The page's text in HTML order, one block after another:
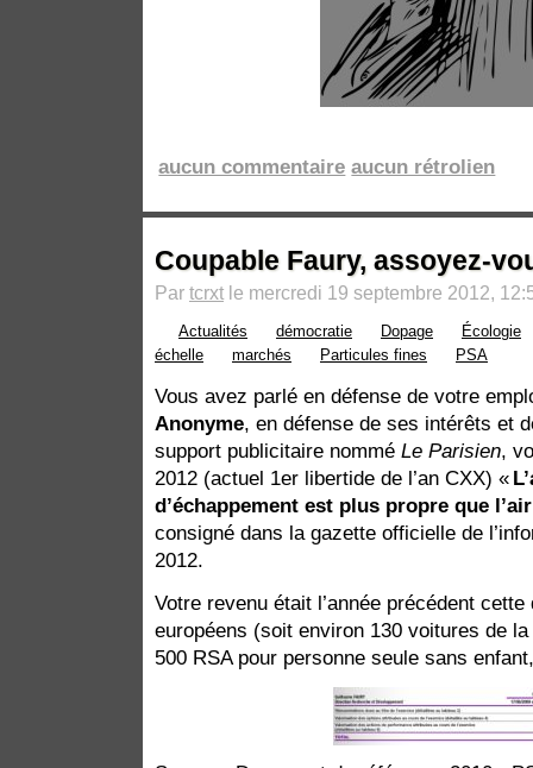
aucun commentaire aucun rétrolien
Coupable Faury, assoyez-
Par tcrxt le mercredi 19 septembre 2012,
Actualités démocratie Dopage
Écologie
échelle
marchés Particules fines PSA
Vous avez parlé en défense de votre
Anonyme, en défense de ses intérêts et
support publicitaire nommé Le Parisien,
2012 (actuel 1er libertide de l’an CXX) «
d’échappement est plus propre que
consigné dans la gazette officielle de
2012.
Votre revenu était l’année précédent
européens (soit environ 130 voitures de
500 RSA pour personne seule sans